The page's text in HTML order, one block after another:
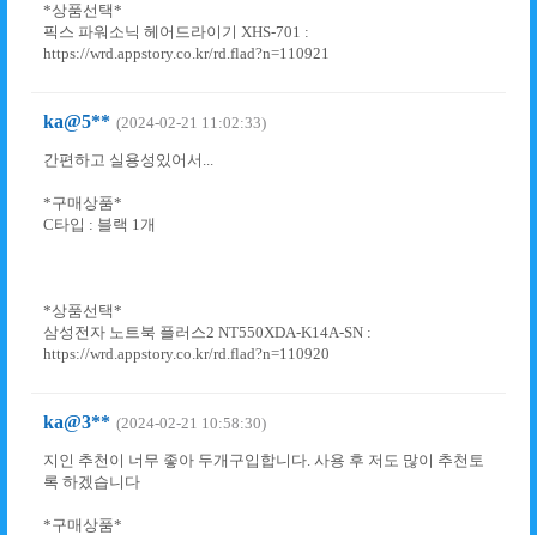
*상품선택*
픽스 파워소닉 헤어드라이기 XHS-701 :
https://wrd.appstory.co.kr/rd.flad?n=110921
ka@5** (2024-02-21 11:02:33)
간편하고 실용성있어서...
*구매상품*
C타입 : 블랙 1개
*상품선택*
삼성전자 노트북 플러스2 NT550XDA-K14A-SN :
https://wrd.appstory.co.kr/rd.flad?n=110920
ka@3** (2024-02-21 10:58:30)
지인 추천이 너무 좋아 두개구입합니다. 사용 후 저도 많이 추천토
록 하겠습니다
*구매상품*